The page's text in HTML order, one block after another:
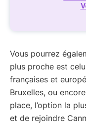
Vous pourrez
plus proche est
françaises et
Bruxelles, ou
place, l’option la
et de rejoindre